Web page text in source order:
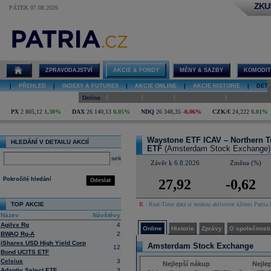
PÁTEK 07.08.2026
Waystone
ETF ICAV –
Listed Private
Equity UCITS
ETF online
ZPRAVODAJSTVÍ AKCIE & FONDY MĚNY & SAZBY
PŘEHLED INDEXY A FUTURES AKCIE ONLINE AKCIE HISTORIE
Online
PX 2 805,12 1,30% DAX 26 140,13 0,05% NDQ 26 348,35 -0,06% CZK/€ 24,222 0,01%
HLEDÁNÍ V DETAILU AKCIÍ
select
Odeslat
Pokročilé hledání
TOP AKCIE
Název
Návštěvy
Agilyx Rg
4
BWAQ Rg-A
2
iShares USD High Yield Corp
Bond UCITS ETF
12
Celsius
3
Waystone ETF ICAV – Northern
ETF (Amsterdam Stock Exchange)
Závěr k 6.8.2026 Změna (%)
27,92 -0,62
R - Real-Time data si mohou aktivovat klienti
Online Historie Zprávy O společnosti
Amsterdam Stock Exchange
Nejlepší nákup